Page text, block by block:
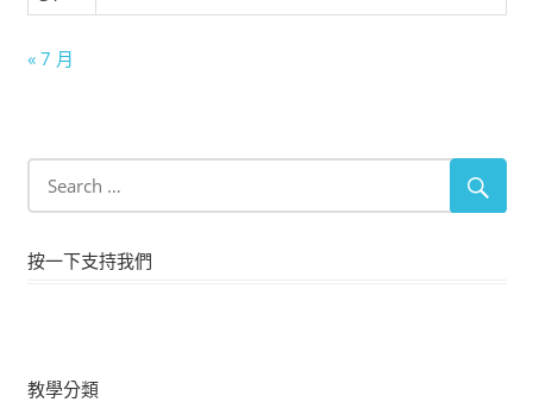
« 7 月
按一下支持我們
教學分類